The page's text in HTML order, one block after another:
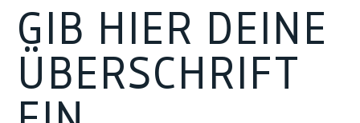
GIB HIER DEINE
ÜBERSCHRIFT